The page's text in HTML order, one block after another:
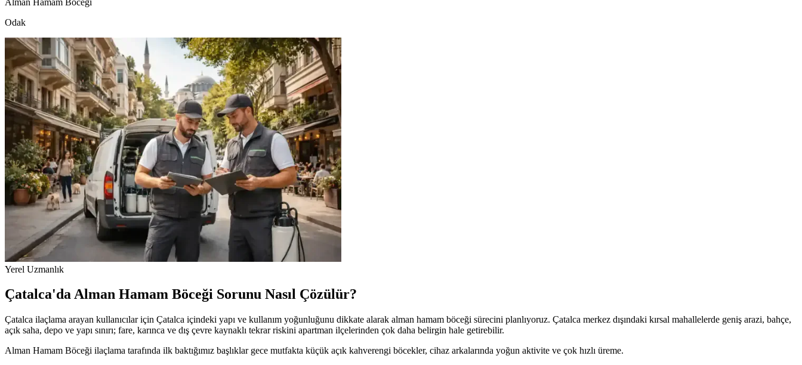
Odak
Yerel Uzmanlık
Çatalca'da Alman Hamam Böceği Sorunu Nasıl Çözülür?
Çatalca ilaçlama arayan kullanıcılar için Çatalca içindeki yapı ve kullanım yoğunluğunu dikkate alarak alman hamam böceği sürecini planlıyoruz. Çatalca merkez dışındaki kırsal mahallelerde geniş arazi, bahçe,
açık saha, depo ve yapı sınırı; fare, karınca ve dış çevre kaynaklı tekrar riskini apartman ilçelerinden çok daha belirgin hale getirebilir.
Alman Hamam Böceği ilaçlama tarafında ilk baktığımız başlıklar gece mutfakta küçük açık kahverengi böcekler, cihaz arkalarında yoğun aktivite ve çok hızlı üreme.